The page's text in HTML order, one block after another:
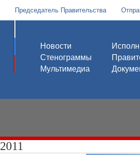
Председатель Правительства
Новости
Стенограммы
Мультимедиа
2011